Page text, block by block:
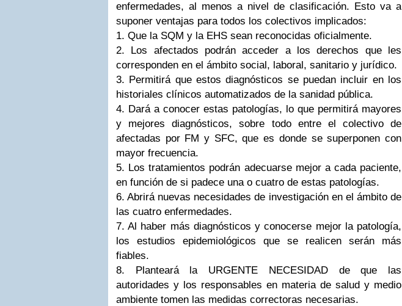
enfermedades, al menos a nivel de clasificación. Esto va a
suponer ventajas para todos los colectivos implicados:
1. Que la SQM y la EHS sean reconocidas oficialmente.
2. Los afectados podrán acceder a los derechos que les
corresponden en el ámbito social, laboral, sanitario y jurídico.
3. Permitirá que estos diagnósticos se puedan incluir en los
historiales clínicos automatizados de la sanidad pública.
4. Dará a conocer estas patologías, lo que permitirá mayores
y mejores diagnósticos, sobre todo entre el colectivo de
afectadas por FM y SFC, que es donde se superponen con
mayor frecuencia.
5. Los tratamientos podrán adecuarse mejor a cada paciente,
en función de si padece una o cuatro de estas patologías.
6. Abrirá nuevas necesidades de investigación en el ámbito de
las cuatro enfermedades.
7. Al haber más diagnósticos y conocerse mejor la patología,
los estudios epidemiológicos que se realicen serán más
fiables.
8. Planteará la URGENTE NECESIDAD de que las
autoridades y los responsables en materia de salud y medio
ambiente tomen las medidas correctoras necesarias.